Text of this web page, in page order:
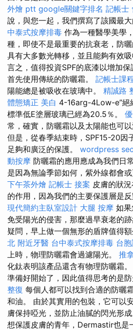
外燴 ptt google關鍵字排名 記帳士
說，與您一起，我們撰寫了該國最
中泰式按摩排毒 作為一種醫學美學
種，即使不是最重要的抗衰老，防
具有大多數光轉移，並且能夠有效吸
言之，值得投資SPF的底漆以增加
首先使用傳統的防曬霜。 記帳士課
陽能總是被吸收在玻璃中。 精誠路
體態矯正 美白 4-16arg-4Low-e”絕
標準低E塗層玻璃已經為20.5％。
常，確實，防曬霜以及太陽能也可以
但是，從春季結束時，SPF15-20因
足夠和廣泛的保護。 wordpress
動按摩 防曬霜的應用應成為我們日
是因為無論季節如何，紫外線都會或
下午茶外燴 記帳士 接案 皮膚的狀
的作用，因為我們的主要保護層是反
現代簡約主臥室設計 大腿 按摩 如
免受陽光的侵害，那麼過早衰老的
疑問，早上做一個無形的盾牌值得額
北 附近牙醫 台中泰式按摩排毒 台
上時，物理防曬霜會過濾陽光。 推
化鈦表明該產品還含有物理防曬霜。
準備好開始了，因此值得思考的是
整復 每個人都可以找到合適的防曬
和油。 由於其實用的包裝，它可以
膚保持啞光，並防止油膩的閃光形成
想保護皮膚的青年，Dermastir也是